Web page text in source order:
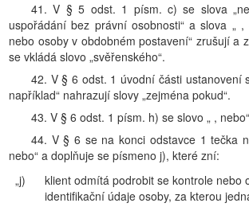
41. V § 5 odst. 1 písm. c) se slova
uspořádání bez právní osobnosti“ a slova „ ,
nebo osoby v obdobném postavení“ zrušují a
se vkládá slovo „svěřenského“.
42. V § 6 odst. 1 úvodní části ustanovení
například“ nahrazují slovy „zejména pokud“.
43. V § 6 odst. 1 písm. h) se slovo „ ,
44. V § 6 se na konci odstavce 1 tečka
nebo“ a doplňuje se písmeno j), které zní:
„j)
klient odmítá podrobit se kontrole nebo
identifikační údaje osoby, za kterou